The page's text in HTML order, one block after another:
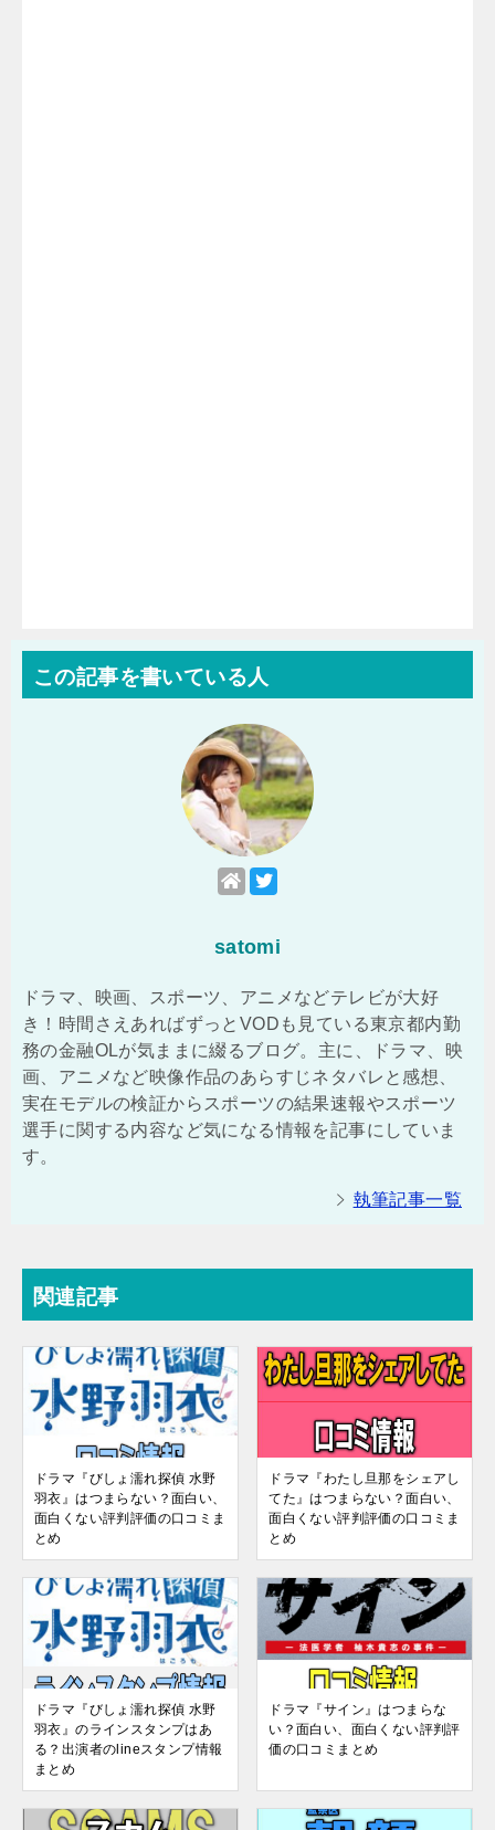
この記事を書いている人
satomi
ドラマ、映画、スポーツ、アニメなどテレビが大好
き！時間さえあればずっとVODも見ている東京都内勤
務の金融OLが気ままに綴るブログ。主に、ドラマ、映
画、アニメなど映像作品のあらすじネタバレと感想、
実在モデルの検証からスポーツの結果速報やスポーツ
選手に関する内容など気になる情報を記事にしていま
す。
執筆記事一覧
関連記事
ドラマ『びしょ濡れ探偵 水野
羽衣』はつまらない？面白い、
面白くない評判評価の口コミま
とめ
ドラマ『わたし旦那をシェアし
てた』はつまらない？面白い、
面白くない評判評価の口コミま
とめ
ドラマ『びしょ濡れ探偵 水野
羽衣』のラインスタンプはあ
る？出演者のlineスタンプ情報
まとめ
ドラマ『サイン』はつまらな
い？面白い、面白くない評判評
価の口コミまとめ